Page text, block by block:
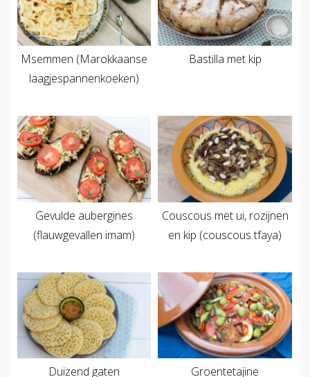
Msemmen (Marokkaanse
laagjespannenkoeken)
Bastilla met kip
Gevulde aubergines
(flauwgevallen imam)
Couscous met ui, rozijnen
en kip (couscous tfaya)
Duizend gaten
Groentetajine